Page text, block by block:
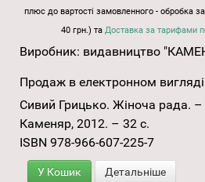
плюс до вартості замовленного - обробка
40 грн.) таДоставка за тарифами
Виробник: видавництво
Продаж в електронном
Сивий Грицько. Жіноча рада. –
Каменяр, 2012. – 32 с.
ISBN 978-966-607-225-7
У Кошик Детальніше